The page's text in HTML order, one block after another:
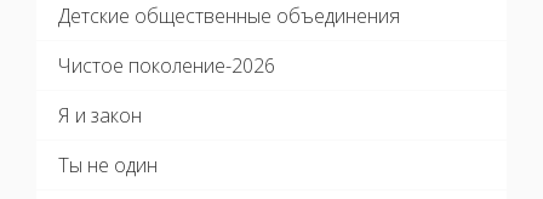
Детские общественные объединения
Чистое поколение-2026
Я и закон
Ты не один